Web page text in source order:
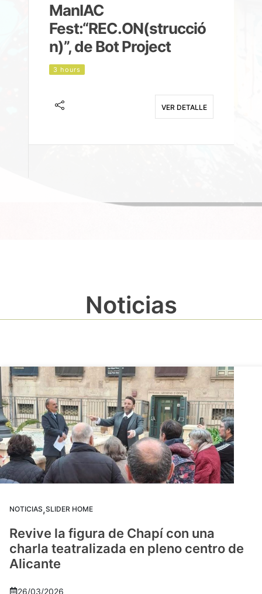
ManIAC
Fest:“REC.ON(strucció
n)”, de Bot Project
3 hours
VER DETALLE
Noticias
NOTICIAS,SLIDER HOME
Revive la figura de Chapí con una
charla teatralizada en pleno centro de
Alicante
26/03/2026